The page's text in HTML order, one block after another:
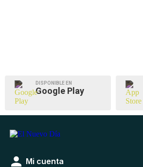
DISPONIBLE EN
Google Play
Mi cuenta